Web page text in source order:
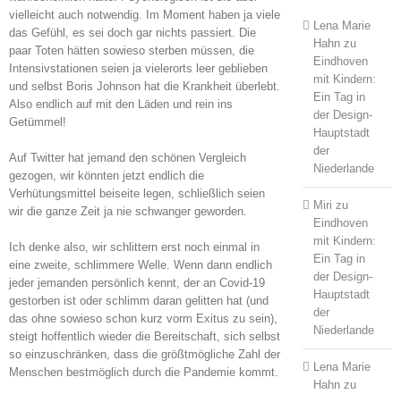
vielleicht auch notwendig. Im Moment haben ja viele
das Gefühl, es sei doch gar nichts passiert. Die
paar Toten hätten sowieso sterben müssen, die
Intensivstationen seien ja vielerorts leer geblieben
und selbst Boris Johnson hat die Krankheit überlebt.
Also endlich auf mit den Läden und rein ins
Getümmel!
Auf Twitter hat jemand den schönen Vergleich
gezogen, wir könnten jetzt endlich die
Verhütungsmittel beiseite legen, schließlich seien
wir die ganze Zeit ja nie schwanger geworden.
Ich denke also, wir schlittern erst noch einmal in
eine zweite, schlimmere Welle. Wenn dann endlich
jeder jemanden persönlich kennt, der an Covid-19
gestorben ist oder schlimm daran gelitten hat (und
das ohne sowieso schon kurz vorm Exitus zu sein),
steigt hoffentlich wieder die Bereitschaft, sich selbst
so einzuschränken, dass die größtmögliche Zahl der
Menschen bestmöglich durch die Pandemie kommt.
Lena Marie
Hahnzu
Eindhoven
mit Kindern:
Ein Tag in
der Design-
Hauptstadt
der
Niederlande
Miri zu
Eindhoven
mit Kindern:
Ein Tag in
der Design-
Hauptstadt
der
Niederlande
Lena Marie
Hahnzu